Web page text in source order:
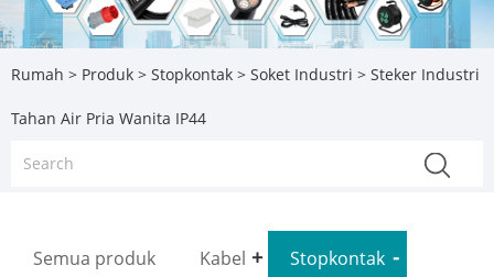
Rumah > Produk > Stopkontak > Soket Industri > Steker Industri
Tahan Air Pria Wanita IP44
Semua produk Kabel Stopkontak